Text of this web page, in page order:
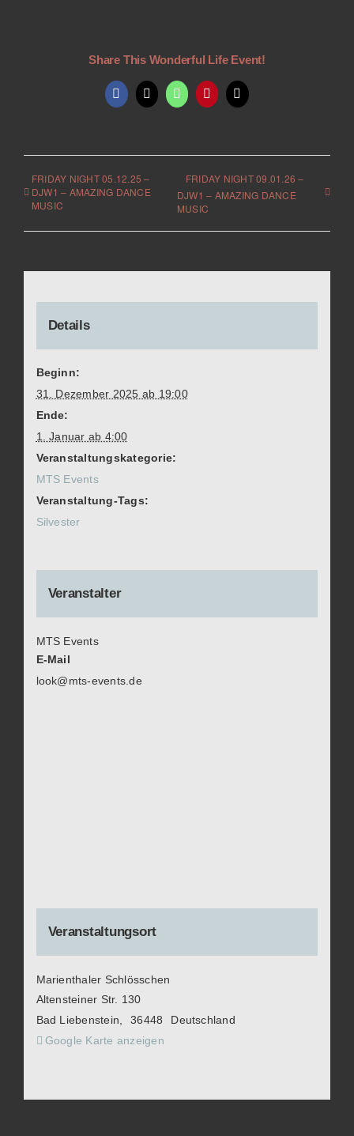
Share This Wonderful Life Event!
Facebook
X WhatsAppPinterest
E-
Mail
FRIDAY NIGHT 05.12.25 –
DJW1 – AMAZING DANCE
MUSIC
FRIDAY NIGHT 09.01.26 –
DJW1 – AMAZING DANCE
MUSIC
Details
Beginn:
31. Dezember 2025 ab 19:00
Ende:
1. Januar ab 4:00
Veranstaltungskategorie:
MTS Events
Veranstaltung-Tags:
Silvester
Veranstalter
MTS Events
E-Mail
look@mts-events.de
Veranstaltungsort
Marienthaler Schlösschen
Altensteiner Str. 130
Bad Liebenstein
36448
Deutschland
Google Karte anzeigen